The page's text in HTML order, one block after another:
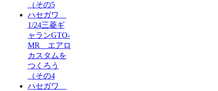
（その5
ハセガワ
1/24三菱ギ
ャランGTO-
MR エアロ
カスタムを
つくろう
（その4
ハセガワ